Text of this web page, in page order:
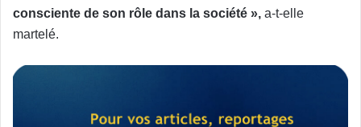
consciente de son rôle dans la société », a-t-elle
martelé.